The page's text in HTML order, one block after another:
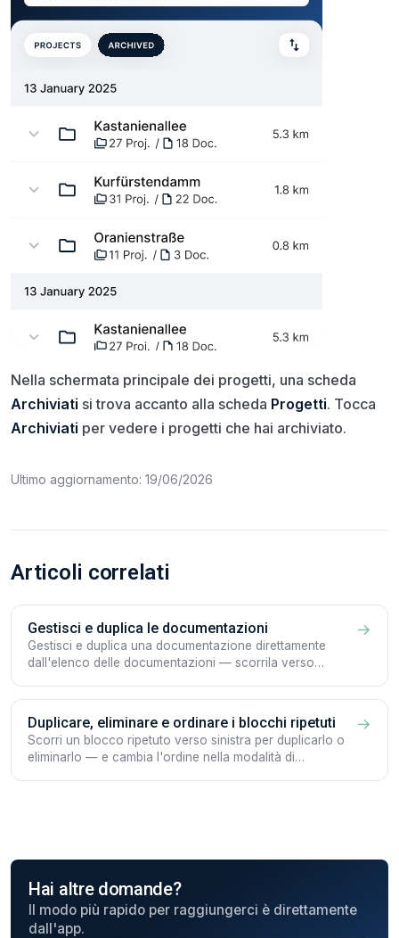
Nella schermata principale dei progetti, una scheda
Archiviati si trova accanto alla scheda Progetti. Tocca
Archiviati per vedere i progetti che hai archiviato.
Ultimo aggiornamento: 19/06/2026
Articoli correlati
Gestisci e duplica le documentazioni
Gestisci e duplica una documentazione direttamente
dall'elenco delle documentazioni — scorrila verso
→
Duplicare, eliminare e ordinare i blocchi ripetuti
Scorri un blocco ripetuto verso sinistra per duplicarlo o
eliminarlo — e cambia l'ordine nella modalità di
→
Hai altre domande?
Il modo più rapido per raggiungerci è direttamente
dall'app.